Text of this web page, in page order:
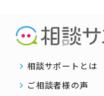
相談サポートとは
ご相談者様の声